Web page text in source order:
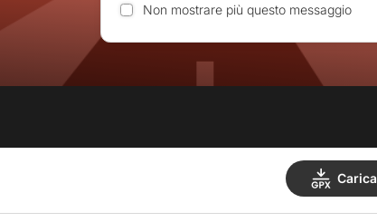
Carica
Non mostrare più questo messaggio